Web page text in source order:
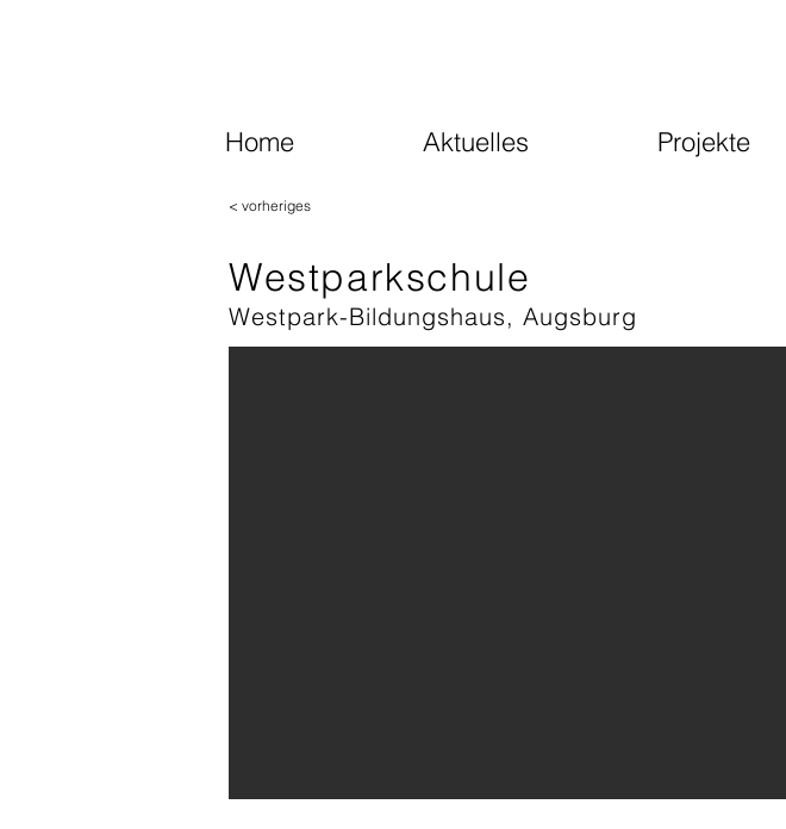
Home Aktuelles Projekte
< vorheriges
Westparkschule
Westpark-Bildungshaus, Augsburg